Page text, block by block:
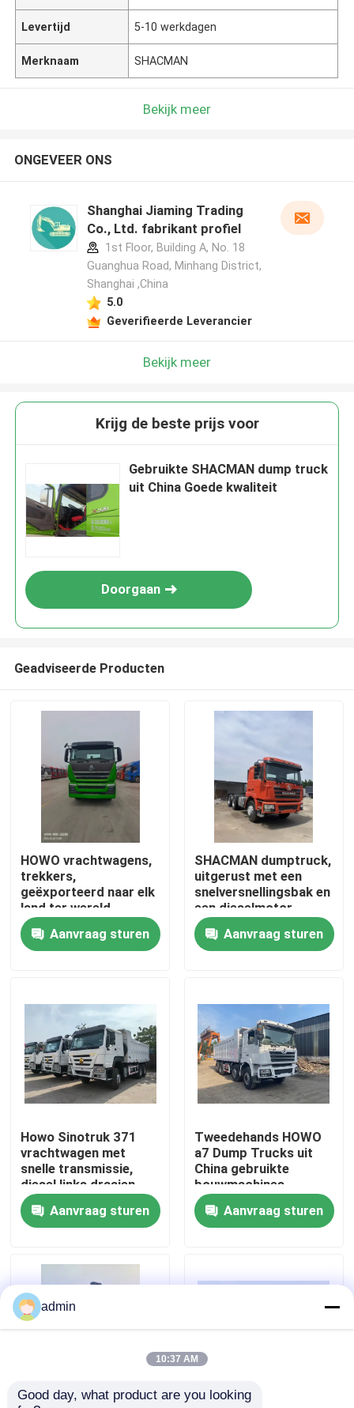
Thuis
Video's
Over ons
Fabriekstocht
Kwaliteitscontrole
Vraag een offerte
Wegenbouwmachines
Gebruikte bouwmachines
Levertijd 5-10 werkdagen
Merknaam SHACMAN
Bekijk meer
ONGEVEER ONS
Shanghai Jiaming Trading
Co., Ltd. fabrikant profiel
1st Floor, Building A, No. 18
Guanghua Road, Minhang District,
Shanghai ,China
5.0
Geverifieerde Leverancier
Bekijk meer
Krijg de beste prijs voor
Gebruikte SHACMAN dump truck
uit China Goede kwaliteit
Doorgaan
Geadviseerde Producten
HOWO vrachtwagens,
trekkers,
geëxporteerd naar elk
land ter wereld
Aanvraag sturen
SHACMAN dumptruck,
uitgerust met een
snelversnellingsbak en
een dieselmotor
Aanvraag sturen
Howo Sinotruk 371
vrachtwagen met
snelle transmissie,
diesel links draaien
box vrachtruimte
Aanvraag sturen
Tweedehands HOWO
a7 Dump Trucks uit
China gebruikte
bouwmachines
Aanvraag sturen
admin
10:37 AM
Good day, what product are you looking